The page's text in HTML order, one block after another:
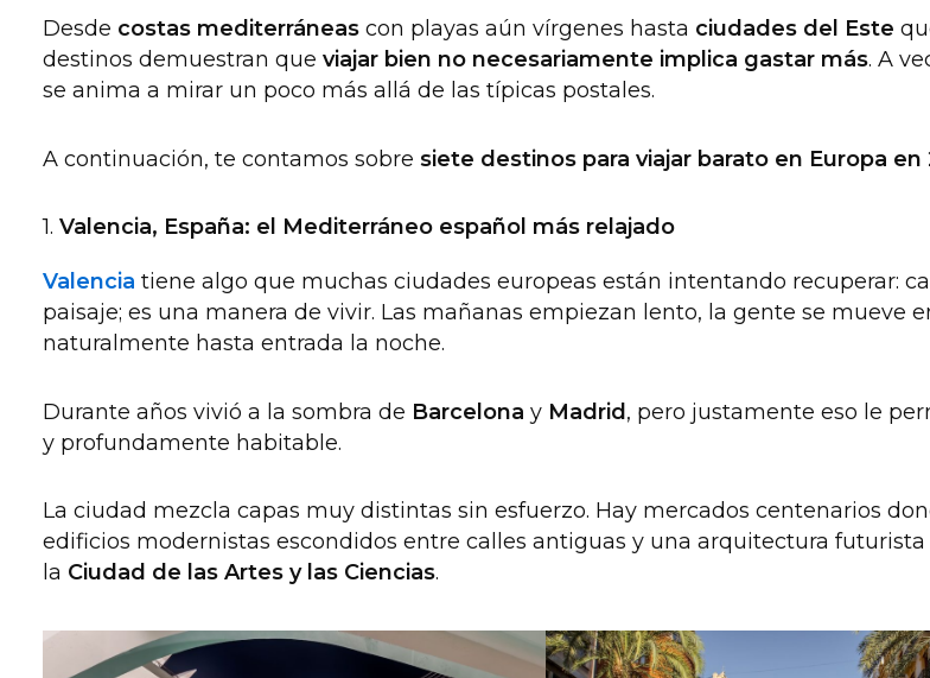
Desde costas mediterráneascon playas aún vírgenes hasta ciudades del Este
destinos demuestran que viajar bien no necesariamente implica gastar más. A
se anima a mirar un poco más allá de las típicas postales.
A continuación, te contamos sobre siete destinos para viajar barato en Europa en
1. Valencia, España: el Mediterráneo español más relajado
Valencia tiene algo que muchas ciudades europeas están intentando recuperar:
paisaje; es una manera de vivir. Las mañanas empiezan lento, la gente se mueve
naturalmente hasta entrada la noche.
Durante años vivió a la sombra de Barcelona y Madrid, pero justamente eso le
y profundamente habitable.
La ciudad mezcla capas muy distintas sin esfuerzo. Hay mercados centenarios
edificios modernistas escondidos entre calles antiguas y una arquitectura
la Ciudad de las Artes y las Ciencias.